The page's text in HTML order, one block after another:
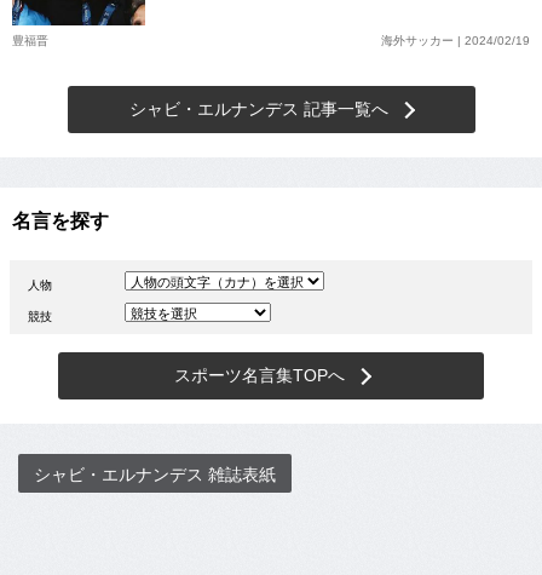
豊福晋 海外サッカー | 2024/02/19
シャビ・エルナンデス 記事一覧へ
名言を探す
人物
競技
スポーツ名言集TOPへ
シャビ・エルナンデス 雑誌表紙